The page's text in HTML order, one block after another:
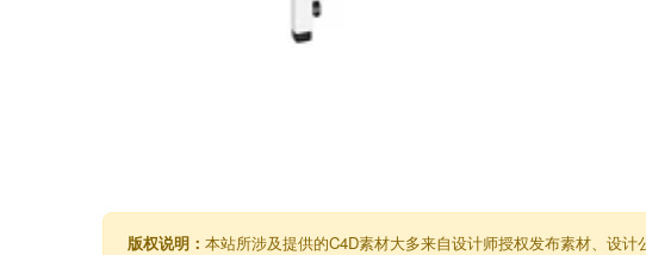
版权说明： 本站所涉及提供的C4D素材大多来自设计师授权发布素材、设